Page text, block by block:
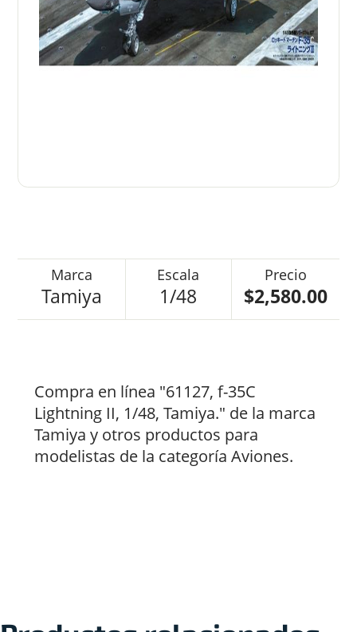
Tamiya 1/48 $2,580.00
Compra en línea "61127, f-35C
Lightning II, 1/48, Tamiya." de la marca
Tamiya y otros productos para
modelistas de la categoría Aviones.